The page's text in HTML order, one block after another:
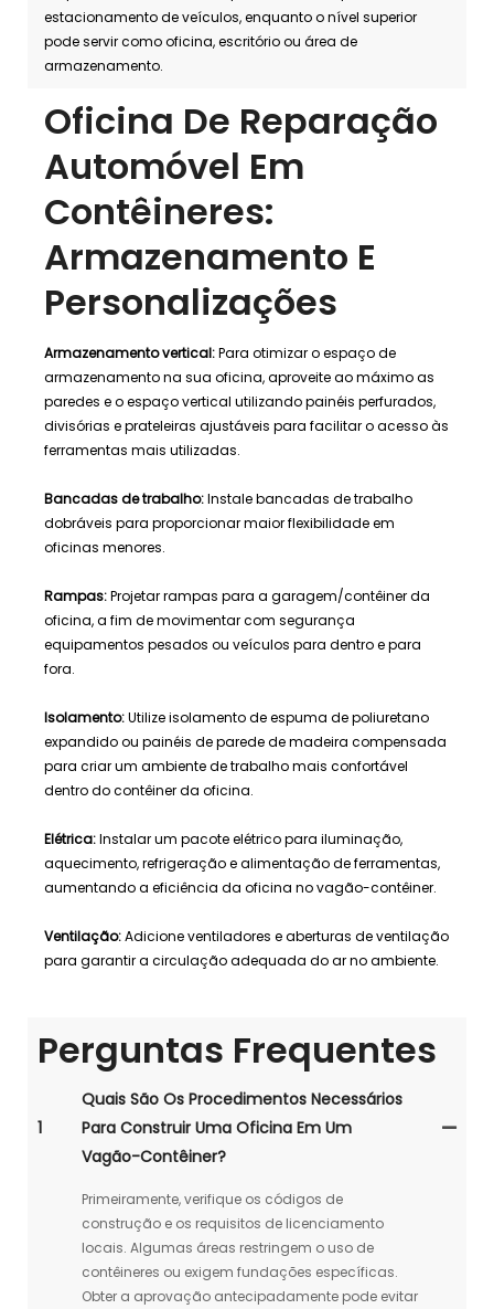
estacionamento de veículos, enquanto o nível superior
pode servir como oficina, escritório ou área de
armazenamento.
Oficina De Reparação
Automóvel Em
Contêineres:
Armazenamento E
Personalizações
Armazenamento vertical:Para otimizar o espaço de
armazenamento na sua oficina, aproveite ao máximo as
paredes e o espaço vertical utilizando painéis perfurados,
divisórias e prateleiras ajustáveis ​​para facilitar o acesso às
ferramentas mais utilizadas.
Bancadas de trabalho:Instale bancadas de trabalho
dobráveis ​​para proporcionar maior flexibilidade em
oficinas menores.
Rampas:Projetar rampas para a garagem/contêiner da
oficina, a fim de movimentar com segurança
equipamentos pesados ​​ou veículos para dentro e para
fora.
Isolamento:Utilize isolamento de espuma de poliuretano
expandido ou painéis de parede de madeira compensada
para criar um ambiente de trabalho mais confortável
dentro do contêiner da oficina.
Elétrica:Instalar um pacote elétrico para iluminação,
aquecimento, refrigeração e alimentação de ferramentas,
aumentando a eficiência da oficina no vagão-contêiner.
Ventilação:Adicione ventiladores e aberturas de ventilação
para garantir a circulação adequada do ar no ambiente.
Perguntas Frequentes
1
Quais São Os Procedimentos Necessários
Para Construir Uma Oficina Em Um
Vagão-Contêiner?
Primeiramente, verifique os códigos de
construção e os requisitos de licenciamento
locais. Algumas áreas restringem o uso de
contêineres ou exigem fundações específicas.
Obter a aprovação antecipadamente pode evitar